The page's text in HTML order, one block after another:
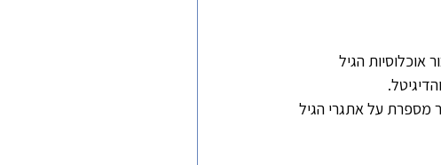
אוכלוסיות הגיל
מספרת על אתגרי הגיל